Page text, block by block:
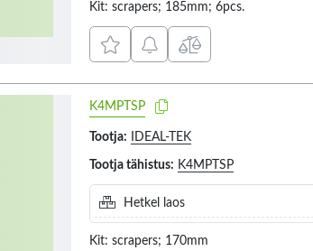
Kit: scrapers; 185mm; 6pcs.
K4MPTSP
Tootja: IDEAL-TEK
Tootja tähistus: K4MPTSP
Hetkel laos
Kit: scrapers; 170mm